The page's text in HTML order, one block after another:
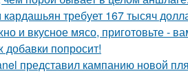
кардашьян требует 167 тысяч
и вкусное мясо, приготовьте -
добавки попросит!
представил кампанию новой